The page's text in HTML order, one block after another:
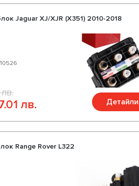
Jaguar XJ/XJR (X351) 2010-2018
лв. Детайли
Range Rover L322